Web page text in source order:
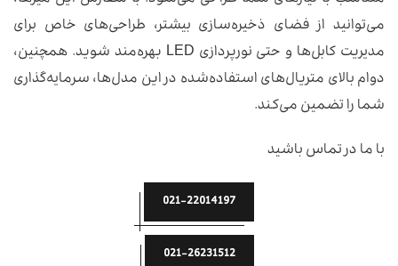
می‌توانید از فضای ذخیره‌سازی بیشتر، طراحی‌های خاص برای
مدیریت کابل‌ها و حتی نورپردازی LED بهره‌مند شوید. همچنین،
دوام بالای متریال‌های استفاده‌شده در این مدل‌ها، سرمایه‌گذاری
شما را تضمین می‌کند.
با ما در تماس باشید
021-22014197
021-26231512